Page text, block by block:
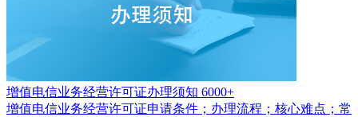
增值电信业务经营许可证办理须知 6000+
增值电信业务经营许可证申请条件；办理流程；核心难点；常